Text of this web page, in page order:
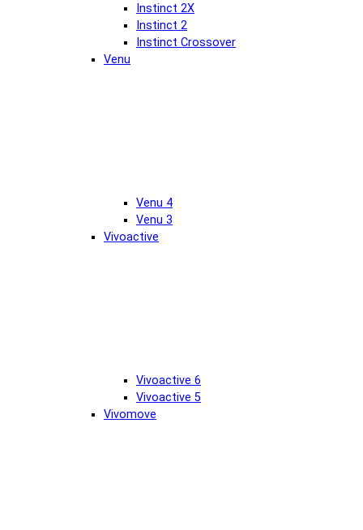
Instinct 2X
Instinct 2
Instinct Crossover
Venu
Venu 4
Venu 3
Vivoactive
Vivoactive 6
Vivoactive 5
Vivomove